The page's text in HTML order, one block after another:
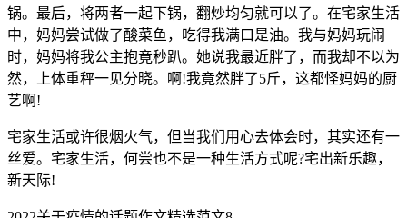
锅。最后，将两者一起下锅，翻炒均匀就可以了。在宅家生活
中，妈妈尝试做了酸菜鱼，吃得我满口是油。我与妈妈玩闹
时，妈妈将我公主抱竟秒趴。她说我最近胖了，而我却不以为
然，上体重秤一见分晓。啊!我竟然胖了5斤，这都怪妈妈的厨
艺啊!
宅家生活或许很烟火气，但当我们用心去体会时，其实还有一
丝爱。宅家生活，何尝也不是一种生活方式呢?宅出新乐趣，
新天际!